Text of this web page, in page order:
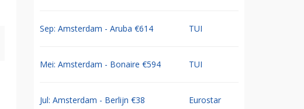
Sep: Amsterdam - Aruba €614 TUI
Mei: Amsterdam - Bonaire €594 TUI
Jul: Amsterdam - Berlijn €38 Eurostar